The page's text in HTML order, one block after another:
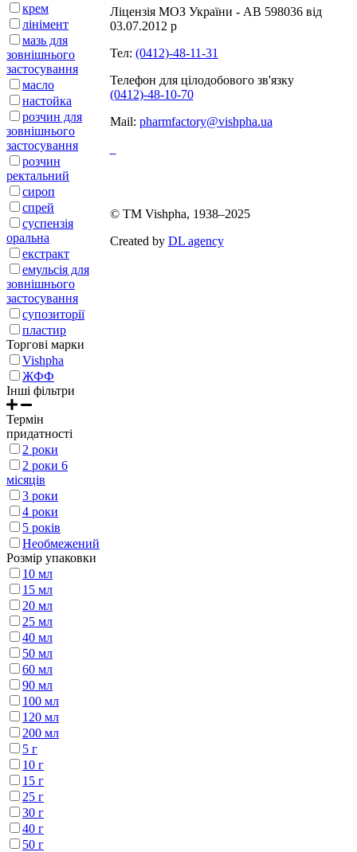
крем
лінімент
мазь для
зовнішнього
застосування
масло
настойка
розчин для
зовнішнього
застосування
розчин
ректальний
сироп
спрей
суспензія
оральна
екстракт
емульсія для
зовнішнього
застосування
супозиторії
пластир
Торгові марки
Vishpha
ЖФФ
Інші фільтри
Термін
придатності
2 роки
2 роки 6
місяців
3 роки
4 роки
5 років
Необмежений
Розмір упаковки
10 мл
15 мл
20 мл
25 мл
40 мл
50 мл
60 мл
90 мл
100 мл
120 мл
200 мл
5 г
10 г
15 г
25 г
30 г
40 г
50 г
Ліцензія МОЗ України - АВ 598036 від
03.07.2012 р
Тел: (0412)-48-11-31
Телефон для цілодобового зв'язку
(0412)-48-10-70
Mail: pharmfactory@vishpha.ua
© ТМ Vishpha, 1938–2025
Created by DL agency